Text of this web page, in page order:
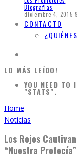
Biografias
diciembre 4, 2015
CONTACTO
LO MÁS LEÍDO!
YOU NEED TO
"STATS".
Home
Noticias
Los Rojos
“Nuestra Profecía”